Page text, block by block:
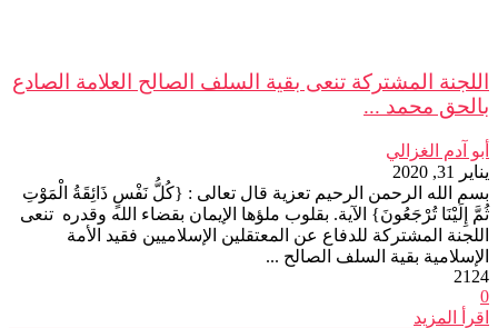
اللجنة المشتركة تنعى بقية السلف الصالح العلامة الصادع
بالحق محمد ...
أبو آدم الغزالي
يناير 31, 2020
بسم الله الرحمن الرحيم تعزية قال تعالى : {كُلُّ نَفْسٍ ذَائِقَةُ الْمَوْتِ
ثُمَّ إِلَيْنَا تُرْجَعُونَ} الآية. بقلوب ملؤها الإيمان بقضاء الله وقدره تنعى
اللجنة المشتركة للدفاع عن المعتقلين الإسلاميين فقيد الأمة
الإسلامية بقية السلف الصالح ...
2124
0
اقرأ المزيد